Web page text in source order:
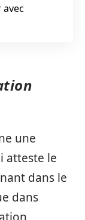
une
atteste le
dans le
dans